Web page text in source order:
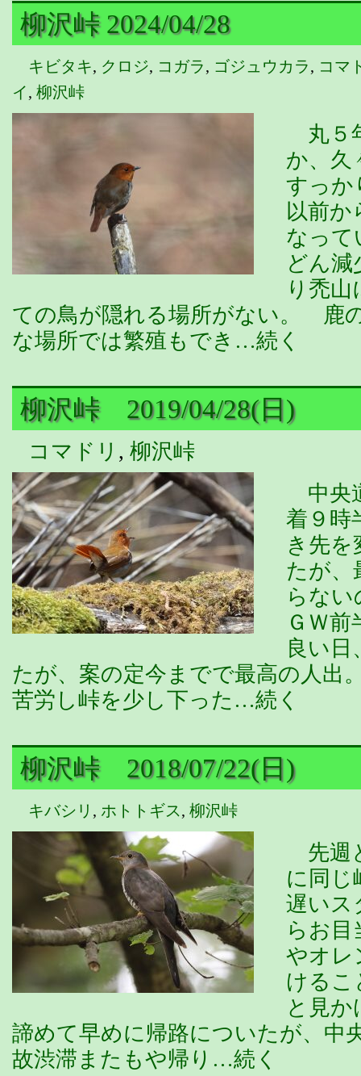
柳沢峠 2024/04/28
キビタキ, クロジ, コガラ, ゴジュウカラ, コマ
イ, 柳沢峠
丸５
か、久
すっ
以前
なって
どん
り禿
ての鳥が隠れる場所がない。 鹿
な場所では繁殖もでき…続く
柳沢峠 2019/04/28(日)
コマドリ , 柳沢峠
中央
着９
き先
たが、
らな
ＧＷ
良い日
たが、案の定今までで最高の人
苦労し峠を少し下った…続く
柳沢峠 2018/07/22(日)
キバシリ , ホトトギス, 柳沢峠
先週
に同じ
遅い
らお目
やオレ
ける
と見
諦めて早めに帰路についたが、中
故渋滞またもや帰り…続く